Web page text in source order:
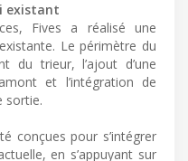
existant
Fives a réalisé une
Le périmètre du
du trieur, l’ajout d’une
et l’intégration de
sortie.
conçues pour s’intégrer
en s’appuyant sur